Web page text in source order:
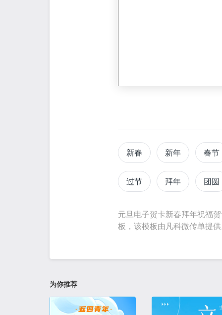
新春 新年 春节
过节 拜年 团圆
元旦电子贺卡新春拜年祝福
板，该模板由凡科微传单提
为你推荐